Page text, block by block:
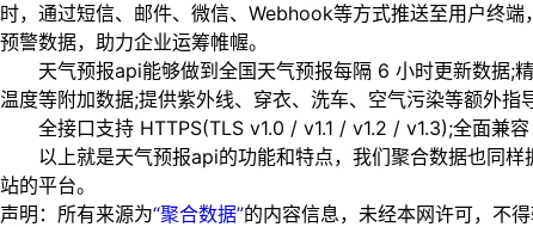
时，通过短信、邮件、微信、Webhook等方式推送至用户终
预警数据，助力企业运筹帷幄。
天气预报api能够做到全国天气预报每隔 6 小时更新数据;精
温度等附加数据;提供紫外线、穿衣、洗车、空气污染等额外指
全接口支持 HTTPS(TLS v1.0 / v1.1 / v1.2 / v1.3);全面兼容
以上就是天气预报api的功能和特点，我们聚合数据也同样
站的平台。
声明：所有来源为“聚合数据”的内容信息，未经本网许可，不